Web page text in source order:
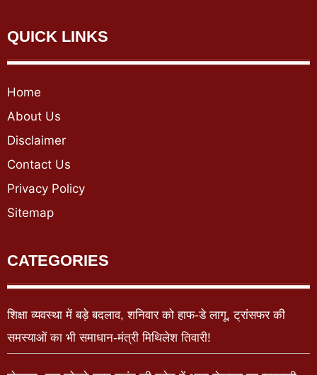
QUICK LINKS
Home
About Us
Disclaimer
Contact Us
Privacy Policy
Sitemap
CATEGORIES
शिक्षा व्यवस्था में बड़े बदलाव, शनिवार को हाफ-डे लागू, ट्रांसफर की
समस्याओं का भी समाधान-मंत्री मिथिलेश तिवारी!